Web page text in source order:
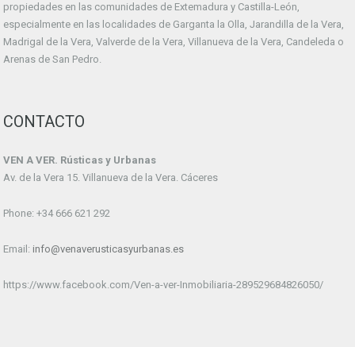
propiedades en las comunidades de Extemadura y Castilla-León,
especialmente en las localidades de Garganta la Olla, Jarandilla de la Vera,
Madrigal de la Vera, Valverde de la Vera, Villanueva de la Vera, Candeleda o
Arenas de San Pedro.
CONTACTO
VEN A VER. Rústicas y Urbanas
Av. de la Vera 15. Villanueva de la Vera. Cáceres
Phone: +34 666 621 292
Email: info@venaverusticasyurbanas.es
https://www.facebook.com/Ven-a-ver-Inmobiliaria-289529684826050/